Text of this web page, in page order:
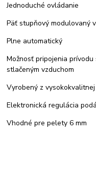
Jednoduché ovládanie
Päť stupňový modulovaný
Plne automatický
Možnosť pripojenia
stlačeným vzduchom
Vyrobený z
Elektronická regulácia
Vhodné pre pelety 6 mm